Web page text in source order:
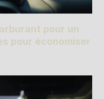
pour un
pour économiser